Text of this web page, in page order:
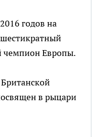
годов на
чемпион Европы.
в рыцари